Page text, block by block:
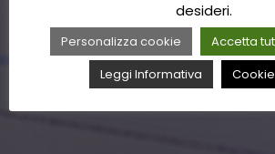
desideri.
Personalizza cookie Accetta
Leggi Informativa